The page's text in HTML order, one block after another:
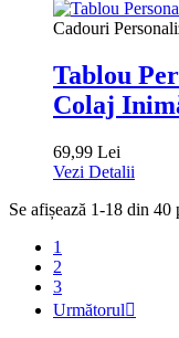
Cadouri
Tablou
Colaj
69,99 Lei
Vezi Detalii
Se afișează 1-18 din 40
1
2
3
Următorul